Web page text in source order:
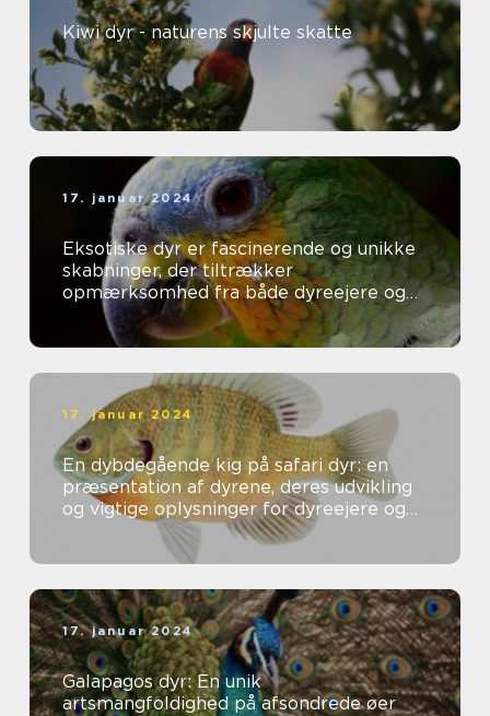
Kiwi dyr - naturens skjulte skatte
17. januar 2024
Eksotiske dyr er fascinerende og unikke
skabninger, der tiltrækker
opmærksomhed fra både dyreejere og
dyreelskere over hele verden
17. januar 2024
En dybdegående kig på safari dyr: en
præsentation af dyrene, deres udvikling
og vigtige oplysninger for dyreejere og
dyreelskere
17. januar 2024
Galapagos dyr: En unik
artsmangfoldighed på afsondrede øer